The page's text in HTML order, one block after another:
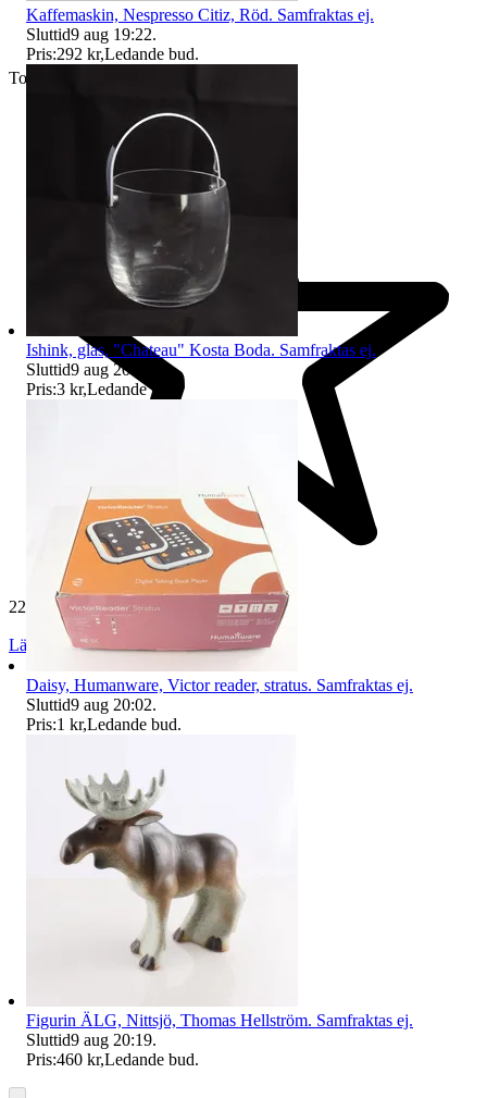
Toppsäljare
229 397 omdömen
Läs omdömen Följ
Kaffemaskin, Nespresso Citiz, Röd. Samfraktas ej.
Sluttid9 aug 19:22.
Pris:292 kr,Ledande bud.
Ishink, glas, "Chateau" Kosta Boda. Samfraktas ej.
Sluttid9 aug 20:19
Pris:3 kr,Ledande bud
Daisy, Humanware, Victor reader, stratus. Samfraktas ej.
Sluttid9 aug 20:02.
Pris:1 kr,Ledande bud.
Figurin ÄLG, Nittsjö, Thomas Hellström. Samfraktas ej.
Sluttid9 aug 20:19.
Pris:460 kr,Ledande bud.